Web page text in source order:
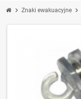
chevron_right Znaki ewakuacyjne chevron_right